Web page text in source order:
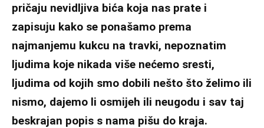
pričaju nevidljiva bića koja nas prate i
zapisuju kako se ponašamo prema
najmanjemu kukcu na travki, nepoznatim
ljudima koje nikada više nećemo sresti,
ljudima od kojih smo dobili nešto što želimo ili
nismo, dajemo li osmijeh ili neugodu i sav taj
beskrajan popis s nama pišu do kraja.